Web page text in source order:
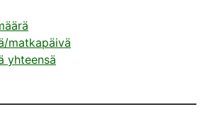
matkapäivä
yhteensä